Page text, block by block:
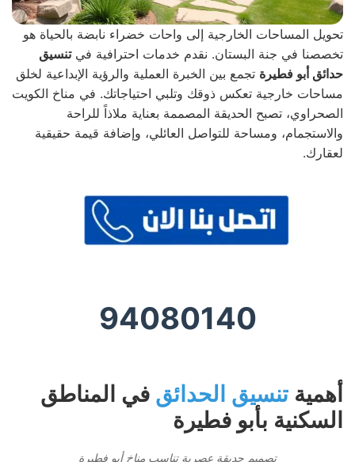
تحويل المساحات الخارجية إلى واحات خضراء نابضة بالحياة هو
تخصصنا في جنة البستان. نقدم خدمات احترافية فيتنسيق
حدائق أبو فطيرة تجمع بين الخبرة العملية والرؤية الإبداعية لخلق
مساحات خارجية تعكس ذوقك وتلبي احتياجاتك. في مناخ الكويت
الصحراوي، تصبح الحديقة المصممة بعناية ملاذاً للراحة
والاستجمام، ومساحة للتواصل العائلي، وإضافة قيمة حقيقية
لعقارك.
94080140
أهمية تنسيق الحدائق في المناطق
السكنية بأبو فطيرة
تصميم حديقة عصرية تناسب مناخ أبو فطيرة